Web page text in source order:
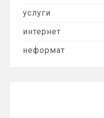
услуги
интернет
неформат